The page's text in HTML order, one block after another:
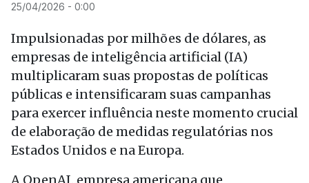
25/04/2026 - 0:00
Impulsionadas por milhões de dólares, as
empresas de inteligência artificial (IA)
multiplicaram suas propostas de políticas
públicas e intensificaram suas campanhas
para exercer influência neste momento crucial
de elaboração de medidas regulatórias nos
Estados Unidos e na Europa.